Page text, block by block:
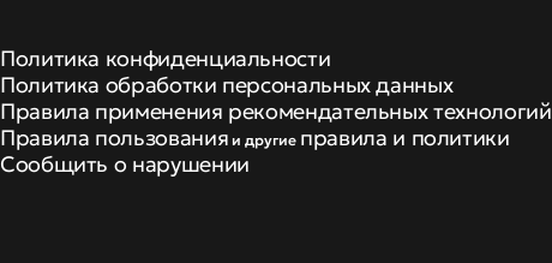
Политика конфиденциальности
Политика обработки персональных данных
Правила применения рекомендательных технологий
Правила пользования и другие правила и политики
Сообщить о нарушении